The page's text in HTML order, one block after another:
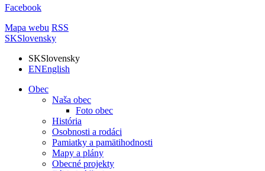
Facebook
Mapa webu RSS
SKSlovensky
SKSlovensky
ENEnglish
Obec
Naša obec
Foto obec
História
Osobnosti a rodáci
Pamiatky a pamätihodnosti
Mapy a plány
Obecné projekty